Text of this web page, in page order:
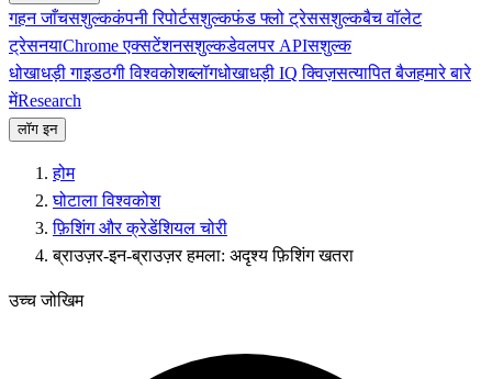
गहन जाँचसशुल्ककंपनी रिपोर्टसशुल्कफंड फ्लो ट्रेससशुल्कबैच वॉलेट
ट्रेसनयाChrome एक्सटेंशनसशुल्कडेवलपर APIसशुल्क
धोखाधड़ी गाइडठगी विश्वकोशब्लॉगधोखाधड़ी IQ क्विज़सत्यापित बैजहमारे बारे
मेंResearch
लॉग इन
होम
घोटाला विश्वकोश
फ़िशिंग और क्रेडेंशियल चोरी
ब्राउज़र-इन-ब्राउज़र हमला: अदृश्य फ़िशिंग खतरा
उच्च जोखिम